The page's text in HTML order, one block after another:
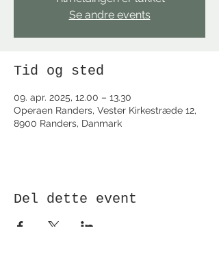
Se andre events
Tid og sted
09. apr. 2025, 12.00 – 13.30
Operaen Randers, Vester Kirkestræde 12,
8900 Randers, Danmark
Del dette event